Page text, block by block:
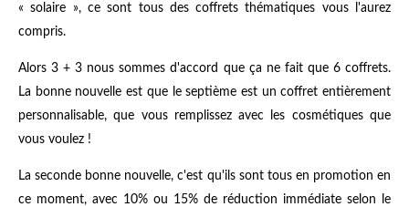
« solaire », ce sont tous des coffrets thématiques vous l'aurez
compris.
Alors 3 + 3 nous sommes d'accord que ça ne fait que 6 coffrets.
La bonne nouvelle est que le septième est un coffret entièrement
personnalisable, que vous remplissez avec les cosmétiques que
vous voulez !
La seconde bonne nouvelle, c'est qu'ils sont tous en promotion en
ce moment, avec 10% ou 15% de réduction immédiate selon le